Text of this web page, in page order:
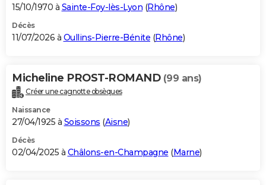
GUIDES D'ACHAT
BONS PLANS
Carte de Noël
Carte Bonne année
Carte Saint-Valentin
Carte Pâques
Carte d'anniversaire
DICTIONNAIRE
Dictionnaire
Biographies
Citations
Expressions
Proverbes
PROGRAMME TV
S'inscrire
Se connecter
Lycées
Collèges
Primaires
Universités
Entreprises
Service militaire
Avis de recherche
AVIS DE DÉCÈS
15/10/1970 à Sainte-Foy-lès-Lyon (Rhône)
Décès
11/07/2026 à Oullins-Pierre-Bénite (Rhône)
Micheline PROST-ROMAND (99 ans)
Créer une cagnotte obsèques
Naissance
27/04/1925 à Soissons (Aisne)
Décès
02/04/2025 à Châlons-en-Champagne (Marne)